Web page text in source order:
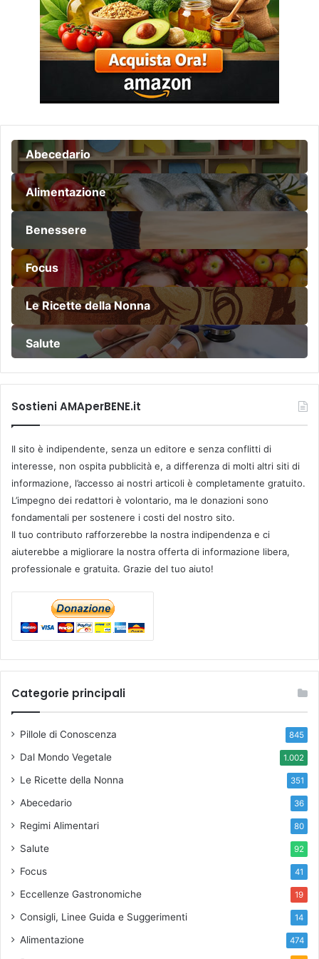
i
Abecedario
Alimentazione
Benessere
Focus
Le Ricette della Nonna
Salute
Sostieni AMAperBENE.it
Il sito è indipendente, senza un editore e senza conflitti di
interesse, non ospita pubblicità e, a differenza di molti altri siti di
informazione, l’accesso ai nostri articoli è completamente gratuito.
L’impegno dei redattori è volontario, ma le donazioni sono
fondamentali per sostenere i costi del nostro sito.
Il tuo contributo rafforzerebbe la nostra indipendenza e ci
aiuterebbe a migliorare la nostra offerta di informazione libera,
professionale e gratuita. Grazie del tuo aiuto!
Categorie principali
Pillole di Conoscenza 845
Dal Mondo Vegetale 1.002
Le Ricette della Nonna 351
Abecedario 36
Regimi Alimentari 80
Salute 92
Focus 41
Eccellenze Gastronomiche 19
Consigli, Linee Guida e Suggerimenti 14
Alimentazione 474